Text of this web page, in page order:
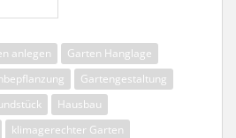
anlegen
Garten Hanglage
Gartengestaltung
Hausbau
klimagerechter Garten